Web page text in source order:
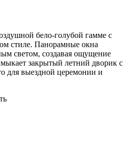
бело-голубой гамме с
стиле. Панорамные окна
светом, создавая ощущение
закрытый летний дворик с
для выездной церемонии и